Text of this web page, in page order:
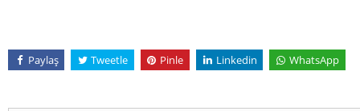
Paylaş Tweetle Pinle Linkedin WhatsApp